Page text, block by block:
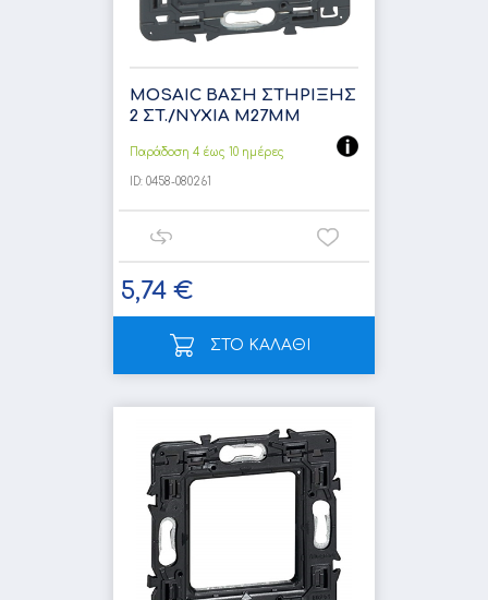
MOSAIC ΒΑΣΗ ΣΤΗΡΙΞΗΣ
2 ΣT./ΝΥΧΙΑ Μ27ΜΜ
Παράδοση 4 έως 10 ημέρες
ID: 0458-080261
5,74 €
ΣΤΟ ΚΑΛΑΘΙ